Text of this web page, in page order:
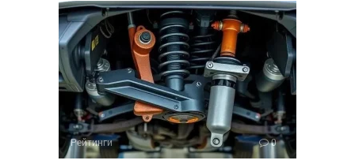
Рейтинги 0